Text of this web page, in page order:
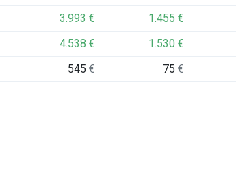
3.993€ 1.455€
4.538€ 1.530€
545€ 75€